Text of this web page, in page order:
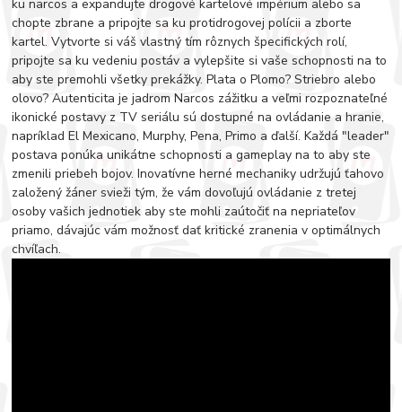
ku narcos a expandujte drogové kartelové impérium alebo sa
chopte zbrane a pripojte sa ku protidrogovej polícii a zborte
kartel. Vytvorte si váš vlastný tím rôznych špecifických rolí,
pripojte sa ku vedeniu postáv a vylepšite si vaše schopnosti na to
aby ste premohli všetky prekážky. Plata o Plomo? Striebro alebo
olovo? Autenticita je jadrom Narcos zážitku a veľmi rozpoznateľné
ikonické postavy z TV seriálu sú dostupné na ovládanie a hranie,
napríklad El Mexicano, Murphy, Pena, Primo a ďalší. Každá "leader"
postava ponúka unikátne schopnosti a gameplay na to aby ste
zmenili priebeh bojov. Inovatívne herné mechaniky udržujú ťahovo
založený žáner svieži tým, že vám dovoľujú ovládanie z tretej
osoby vašich jednotiek aby ste mohli zaútočiť na nepriateľov
priamo, dávajúc vám možnosť dať kritické zranenia v optimálnych
chvíľach.